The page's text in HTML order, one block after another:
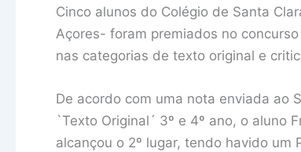
Cinco alunos do Colégio de Santa
Açores- foram premiados no
nas categorias de texto original e
De acordo com uma nota enviada ao
`Texto Original´ 3º e 4º ano, o aluno
alcançou o 2º lugar, tendo havido um